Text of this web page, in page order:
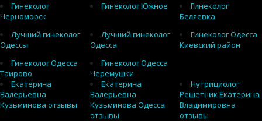
Гинеколог
Черноморск
Гинеколог Южное
Гинеколог
Беляевка
Лучший гинеколог
Одессы
Лучший гинеколог
Одесса
Гинеколог Одесса
Киевский район
Гинеколог Одесса
Таирово
Гинеколог Одесса
Черемушки
Екатерина
Валерьевна
Кузьминова отзывы
Екатерина
Валерьевна
Кузьминова Одесса
отзывы
Нутрициолог
Решетник Екатерина
Владимировна
отзывы